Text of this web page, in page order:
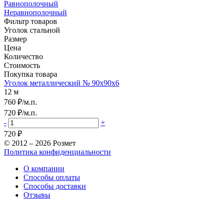
Равнополочный
Неравнополочный
Фильтр товаров
Уголок стальной
Размер
Цена
Количество
Стоимость
Покупка товара
Уголок металлический № 90х90х6
12 м
760 ₽/м.п.
720 ₽/м.п.
-
+
720 ₽
© 2012 – 2026 Розмет
Политика конфиденциальности
О компании
Способы оплаты
Способы доставки
Отзывы